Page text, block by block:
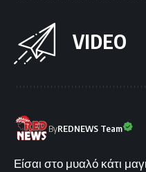
VIDEO
ByREDNEWS Team
Είσαι στο μυαλό κάτι